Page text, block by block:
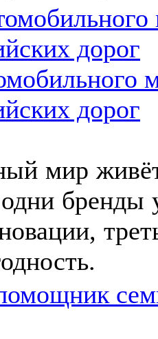
дорог
мир
бренды